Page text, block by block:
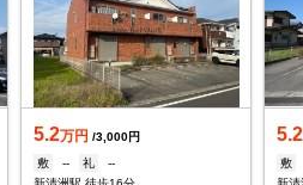
5.2万円 /3,000円
敷
-- 礼
--
5.2
敷